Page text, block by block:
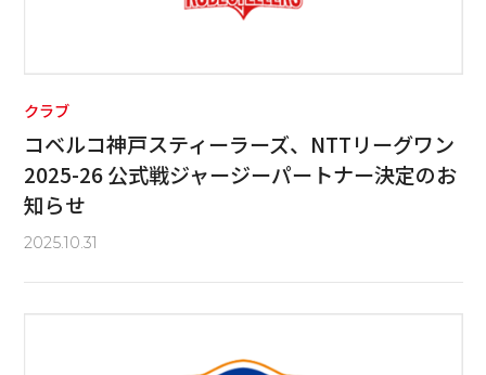
クラブ
コベルコ神戸スティーラーズ、NTTリーグワン
2025-26 公式戦ジャージーパートナー決定のお
知らせ
2025.10.31